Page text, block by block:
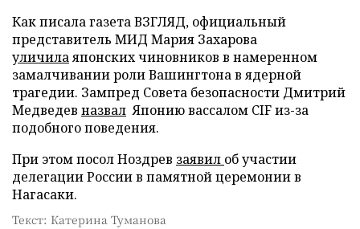
Как писала газета ВЗГЛЯД, официальный
представитель МИД Мария Захарова
уличилаяпонских чиновников в намеренном
замалчивании роли Вашингтона в ядерной
трагедии. Зампред Совета безопасности Дмитрий
Медведев назвал Японию вассалом CIF из-за
подобного поведения.
При этом посол Ноздрев заявил об участии
делегации России в памятной церемонии в
Нагасаки.
Текст: Катерина Туманова